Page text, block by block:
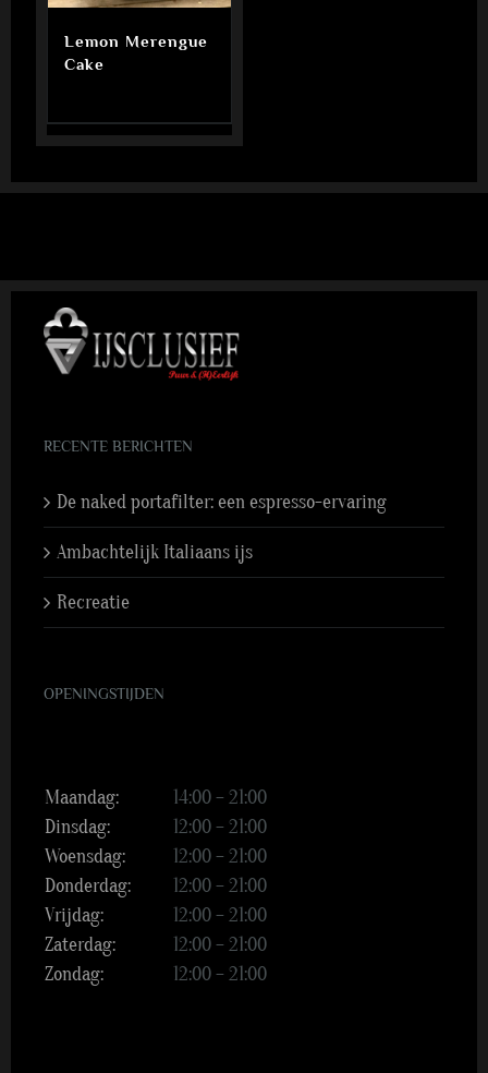
Lemon Merengue
Cake
RECENTE BERICHTEN
De naked portafilter: een espresso-ervaring
Ambachtelijk Italiaans ijs
Recreatie
OPENINGSTIJDEN
Maandag:
14:00 – 21:00
Dinsdag:
12:00 – 21:00
Woensdag:
12:00 – 21:00
Donderdag:
12:00 – 21:00
Vrijdag:
12:00 – 21:00
Zaterdag:
12:00 – 21:00
Zondag:
12:00 – 21:00